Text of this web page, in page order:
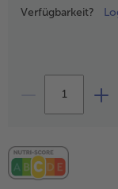
alle
Preisangabe
Verfügbarkeit?